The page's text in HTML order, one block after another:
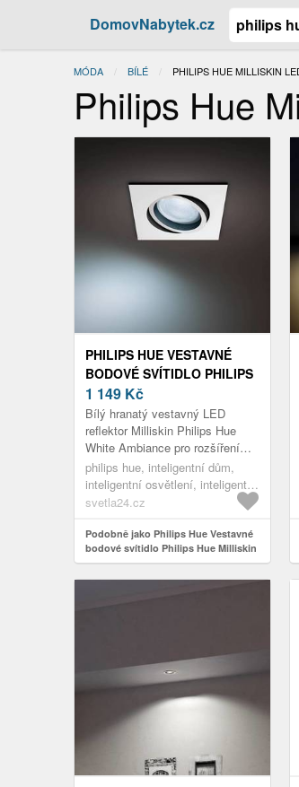
DomovNabytek.cz
MÓDA BÍLÉ AKTUÁLNÍ:
PHILIPS HUE MILLISKIN
Philips Hue
PHILIPS HUE VESTAVNÉ
BODOVÉ SVÍTIDLO PHILIPS
HUE MILLISKIN LED,
HRANATÉ, BÍLÉ
1 149 Kč
Bílý hranatý vestavný LED
reflektor Milliskin Philips Hue
White Ambiance pro rozšíření
Vestavný LED reflektor Philips
Hue Milliskin vždy zajistí to...
philips hue, inteligentní dům,
inteligentní osvětlení, inteligentní
zapuštěná světla
svetla24.cz
Podobně jako Philips Hue Vestavné
bodové svítidlo Philips Hue Milliskin
LED, hranaté, bílé